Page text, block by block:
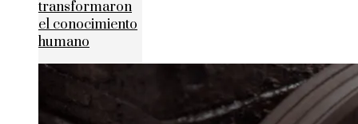
transformaron
el conocimiento
humano